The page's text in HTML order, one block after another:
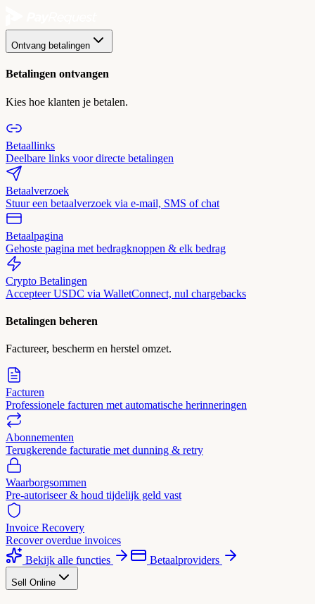
Ontvang betalingen
Betalingen ontvangen
Kies hoe klanten je betalen.
Betaallinks
Deelbare links voor directe betalingen
Betaalverzoek
Stuur een betaalverzoek via e-mail, SMS of chat
Betaalpagina
Gehoste pagina met bedragknoppen & elk bedrag
Crypto Betalingen
Accepteer USDC via WalletConnect, nul chargebacks
Betalingen beheren
Factureer, bescherm en herstel omzet.
Facturen
Professionele facturen met automatische herinneringen
Abonnementen
Terugkerende facturatie met dunning & retry
Waarborgsommen
Pre-autoriseer & houd tijdelijk geld vast
Invoice Recovery
Recover overdue invoices
Bekijk alle functies
Betaalproviders
Sell Online